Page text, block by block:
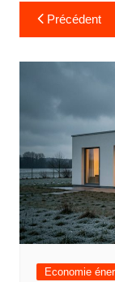
Navigation
de
l’article
Précédent
Economie